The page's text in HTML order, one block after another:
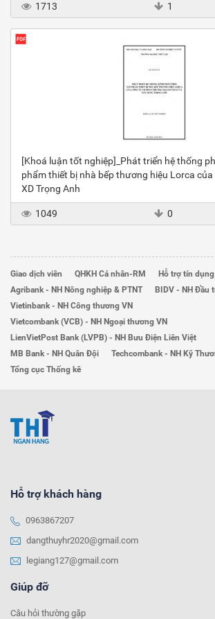
1713 1
[Khoá luận tốt nghiệp]_Phát triển hệ thống
phẩm thiết bị nhà bếp thương hiệu Lorca của
XD Trọng Anh
1049 0
Giao dịch viên QHKH Cá nhân-RM Hỗ trợ tín dụng
Agribank - NH Nông nghiệp & PTNT
BIDV - NH Đầu
Vietinbank - NH Công thương VN
Vietcombank (VCB) - NH Ngoại thương VN
LienVietPost Bank (LVPB) - NH Bưu Điện Liên Việt
MB Bank - NH Quân Đội
Techcombank - NH Kỹ
Tổng cục Thống kê
Hỗ trợ khách hàng
0963867207
dangthuyhr2020@gmail.com
legiang127@gmail.com
Giúp đỡ
Câu hỏi thường gặp